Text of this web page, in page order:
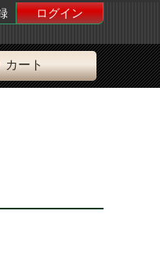
ログイン
カート